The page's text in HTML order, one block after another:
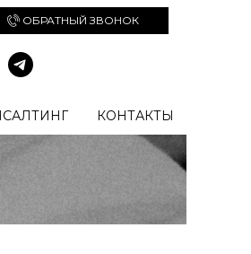
ОБРАТНЫЙ ЗВОНОК
КОНТАКТЫ